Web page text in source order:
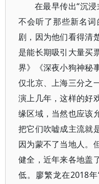
在最早传出“沉
不会听了那些新名
剧，因为他们看得清
是能长期吸引大量买
界》《深夜小狗神秘
仅北京、上海三分之
演上几年，这样的好
缘区域，当然也应该
把它们吹嘘成主流就
因为蒙不了当地人。
健全，近年来各地盖
低。廖繁龙在2018